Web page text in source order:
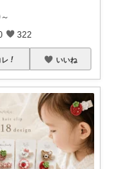
322
レ いいね